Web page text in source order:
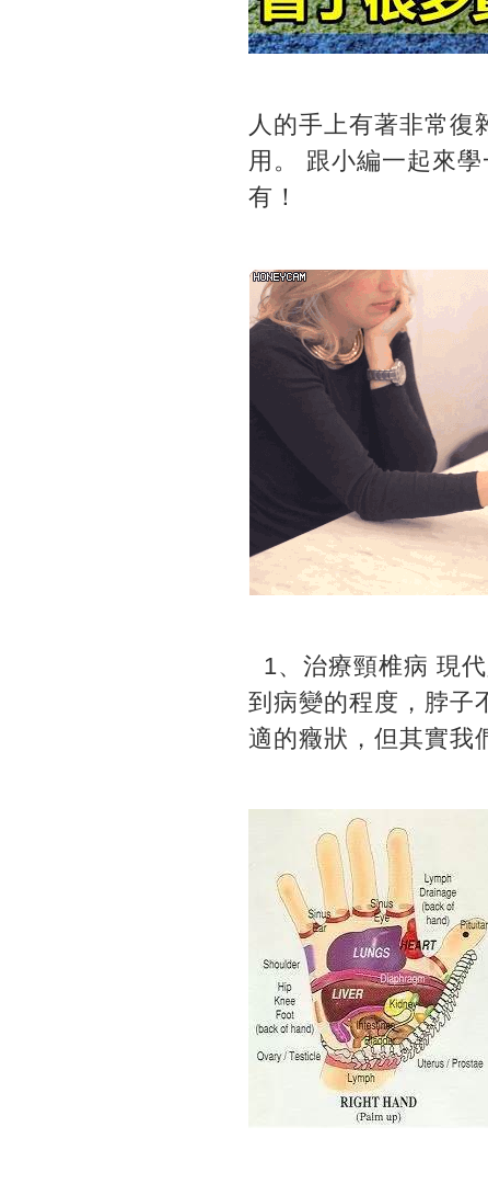
人的手上有著非常復
用。 跟小編一起來
有！
1、治療頸椎病 現
到病變的程度，脖子
適的癥狀，但其實我